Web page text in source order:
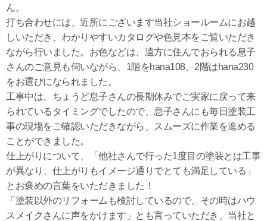
ん。
打ち合わせには、近所にございます当社ショールームにお越
しいただき、わかりやすいカタログや色見本をご覧いただき
ながら行いました。お色などは、遠方に住んでおられる息子
さんのご意見も伺いながら、1階をhana108、2階はhana230
をお選びになられました。
工事中は、ちょうど息子さんの長期休みでご実家に戻って来
られているタイミングでしたので、息子さんにも毎日塗装工
事の現場をご確認いただきながら、スムーズに作業を進める
ことができました。
仕上がりについて、「他社さんで行った1度目の塗装とは工事
が異なり、仕上がりもイメージ通りでとても満足している」
とお褒めの言葉をいただきました！
「塗装以外のリフォームも検討しているので、その時はハウ
スメイクさんに声をかけます」とも言っていただき、当社と